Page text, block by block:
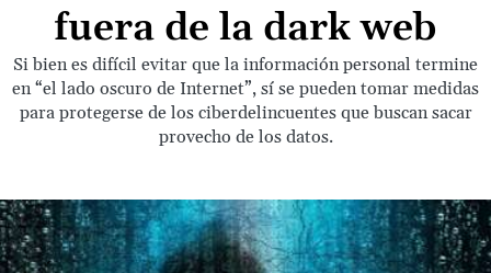
fuera de la dark web
Si bien es difícil evitar que la información personal termine
en “el lado oscuro de Internet”, sí se pueden tomar medidas
para protegerse de los ciberdelincuentes que buscan sacar
provecho de los datos.